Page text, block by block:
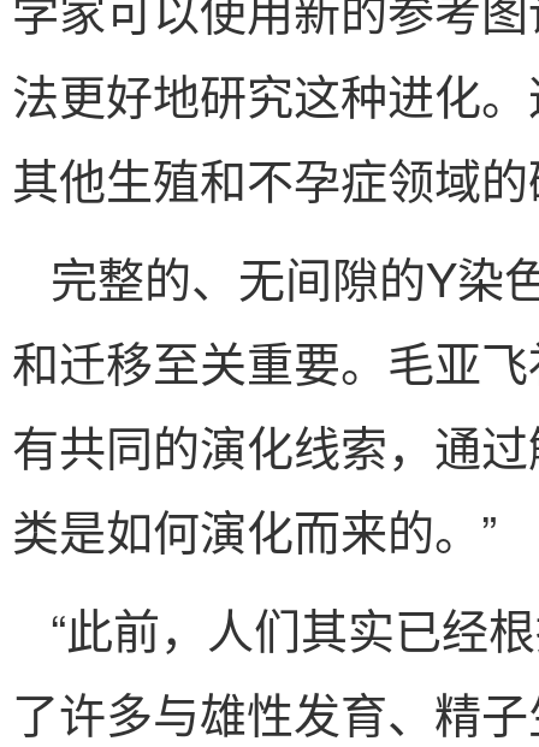
法更好地研究这种进化
其他生殖和不孕症领域
完整的、无间隙的Y染
和迁移至关重要。毛亚
有共同的演化线索，通
类是如何演化而来的。”
“此前，人们其实已经
了许多与雄性发育、精